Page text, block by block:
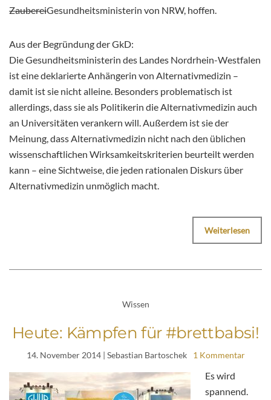
ZaubereiGesundheitsministerin von NRW, hoffen.
Aus der Begründung der GkD:
Die Gesundheitsministerin des Landes Nordrhein-Westfalen
ist eine deklarierte Anhängerin von Alternativmedizin –
damit ist sie nicht alleine. Besonders problematisch ist
allerdings, dass sie als Politikerin die Alternativmedizin auch
an Universitäten verankern will. Außerdem ist sie der
Meinung, dass Alternativmedizin nicht nach den üblichen
wissenschaftlichen Wirksamkeitskriterien beurteilt werden
kann – eine Sichtweise, die jeden rationalen Diskurs über
Alternativmedizin unmöglich macht.
Weiterlesen
Wissen
Heute: Kämpfen für #brettbabsi!
14. November 2014| Sebastian Bartoschek 1 Kommentar
Es wird
spannend.